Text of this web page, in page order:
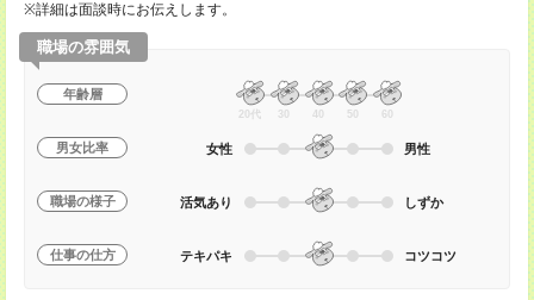
※詳細は面談時にお伝えします。
職場の雰囲気
年齢層
20代 30 40 50 60
男女比率 女性 男性
職場の様子 活気あり しずか
仕事の仕方 テキパキ コツコツ